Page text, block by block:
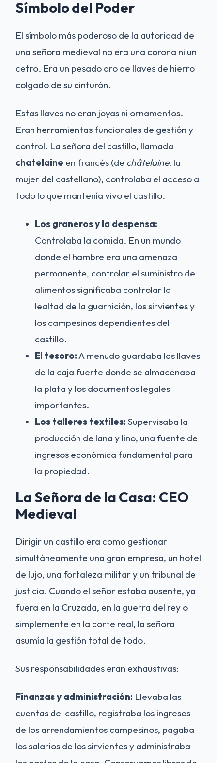
Símbolo del Poder
El símbolo más poderoso de la autoridad de
una señora medieval no era una corona ni un
cetro. Era un pesado aro de llaves de hierro
colgado de su cinturón.
Estas llaves no eran joyas ni ornamentos.
Eran herramientas funcionales de gestión y
control. La señora del castillo, llamada
chatelaine en francés (de châtelaine, la
mujer del castellano), controlaba el acceso a
todo lo que mantenía vivo el castillo.
Los graneros y la despensa:
Controlaba la comida. En un mundo
donde el hambre era una amenaza
permanente, controlar el suministro de
alimentos significaba controlar la
lealtad de la guarnición, los sirvientes y
los campesinos dependientes del
castillo.
El tesoro:A menudo guardaba las llaves
de la caja fuerte donde se almacenaba
la plata y los documentos legales
importantes.
Los talleres textiles: Supervisaba la
producción de lana y lino, una fuente de
ingresos económica fundamental para
la propiedad.
La Señora de la Casa: CEO
Medieval
Dirigir un castillo era como gestionar
simultáneamente una gran empresa, un hotel
de lujo, una fortaleza militar y un tribunal de
justicia. Cuando el señor estaba ausente, ya
fuera en la Cruzada, en la guerra del rey o
simplemente en la corte real, la señora
asumía la gestión total de todo.
Sus responsabilidades eran exhaustivas:
Finanzas y administración: Llevaba las
cuentas del castillo, registraba los ingresos
de los arrendamientos campesinos, pagaba
los salarios de los sirvientes y administraba